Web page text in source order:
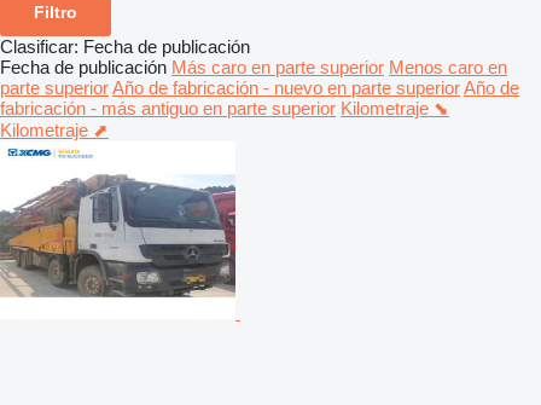
Filtro
Clasificar: Fecha de publicación
Fecha de publicación Más caro en parte superior Menos caro en
parte superiorAño de fabricación - nuevo en parte superiorAño de
fabricación - más antiguo en parte superior Kilometraje ⬊
Kilometraje ⬈